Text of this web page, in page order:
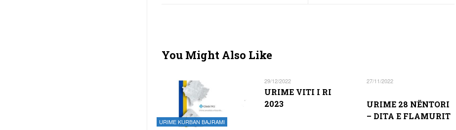
You Might Also Like
URIME KURBAN BAJRAMI
29/12/2022
URIME VITI I RI
2023
27/11/2022
URIME 28 NËNTORI
– DITA E FLAMURIT